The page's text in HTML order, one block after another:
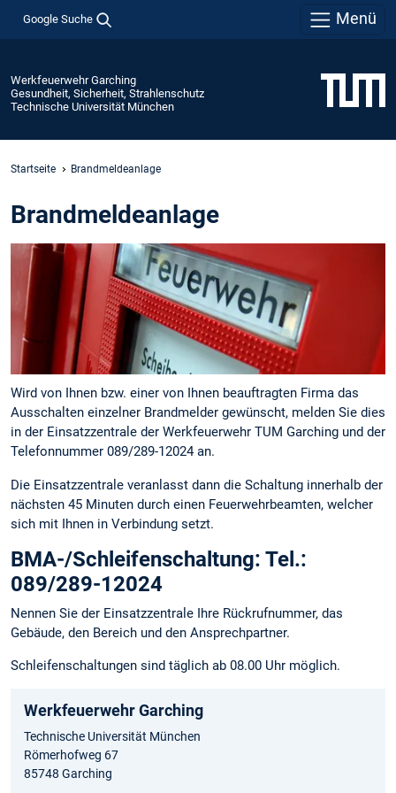
Google Suche Menü
Werkfeuerwehr Garching
Gesundheit, Sicherheit, Strahlenschutz
Technische Universität München
Startseite Brandmeldeanlage
Brandmeldeanlage
Wird von Ihnen bzw. einer von Ihnen beauftragten Firma das
Ausschalten einzelner Brandmelder gewünscht, melden Sie dies
in der Einsatzzentrale der Werkfeuerwehr TUM Garching und der
Telefonnummer 089/289-12024 an.
Die Einsatzzentrale veranlasst dann die Schaltung innerhalb der
nächsten 45 Minuten durch einen Feuerwehrbeamten, welcher
sich mit Ihnen in Verbindung setzt.
BMA-/Schleifenschaltung: Tel.:
089/289-12024
Nennen Sie der Einsatzzentrale Ihre Rückrufnummer, das
Gebäude, den Bereich und den Ansprechpartner.
Schleifenschaltungen sind täglich ab 08.00 Uhr möglich.
Werkfeuerwehr Garching
Technische Universität München
Römerhofweg 67
85748 Garching